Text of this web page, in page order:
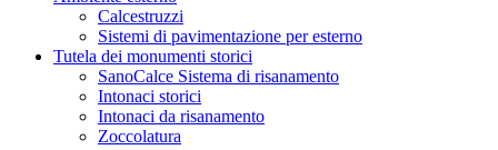
Calcestruzzi
Sistemi di pavimentazione per esterno
Tutela dei monumenti storici
SanoCalce Sistema di risanamento
Intonaci storici
Intonaci da risanamento
Zoccolatura